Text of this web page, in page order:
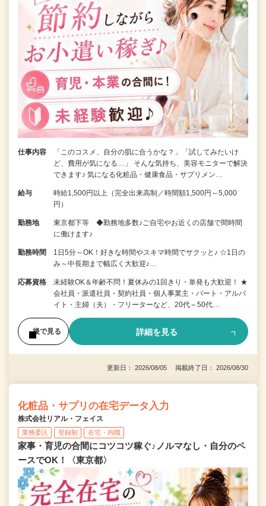
仕事内容
「このコスメ、自分の肌に合うかな？」「試してみたいけ
ど、費用が気になる…」 そんな気持ち、美容モニターで解決
できます♪ 気になる化粧品・健康食品・サプリメン…
給与
時給1,500円以上（完全出来高制／時間額1,500円～5,000
円）
勤務地
東京都下等 ◆勤務地多数♪ご自宅やお近くの店舗で間時間
に働けます♪
勤務時間
1日5分～OK！好きな時間やスキマ時間でサクッと♪ ☆1日の
み～中長期まで幅広く大歓迎♪…
応募資格
未経験OK＆年齢不問！夏休みの1回きり・単発も大歓迎！ ★
会社員・派遣社員・契約社員・個人事業主・パート・アルバ
イト・主婦（夫）・フリーターなど、20代～50代…
後で見る 詳細を見る
更新日： 2026/08/05 掲載終了日： 2026/08/30
化粧品・サプリの在宅データ入力
株式会社リアル・フェイス
業務委託 登録制 在宅・内職
家事・育児の合間にコツコツ稼ぐ♪ノルマなし・自分のペ
ースでOK！〈東京都〉